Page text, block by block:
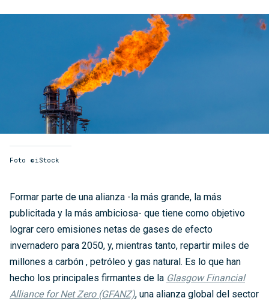
Foto ©iStock
Formar parte de una alianza -la más grande, la más
publicitada y la más ambiciosa- que tiene como objetivo
lograr cero emisiones netas de gases de efecto
invernadero para 2050, y, mientras tanto, repartir miles de
millones a carbón , petróleo y gas natural. Es lo que han
hecho los principales firmantes de la Glasgow Financial
Alliance for Net Zero (GFANZ), una alianza global del sector